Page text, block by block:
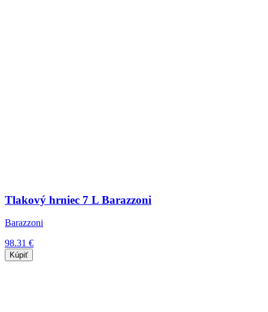
Tlakový hrniec 7 L Barazzoni
Barazzoni
98.31 €
Kúpiť